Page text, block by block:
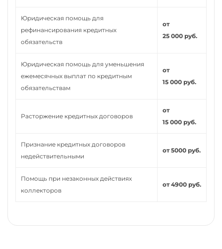
Юридическая помощь для
рефинансирования кредитных
обязательств
от
25 000 руб.
Юридическая помощь для уменьшения
ежемесячных выплат по кредитным
обязательствам
от
15 000 руб.
Расторжение кредитных договоров
от
15 000 руб.
Признание кредитных договоров
недействительными
от 5000 руб.
Помощь при незаконных действиях
коллекторов
от 4900 руб.